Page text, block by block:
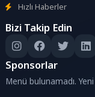
Hızlı Haberler
Bizi Takip Edin
Sponsorlar
Menü bulunamadı.